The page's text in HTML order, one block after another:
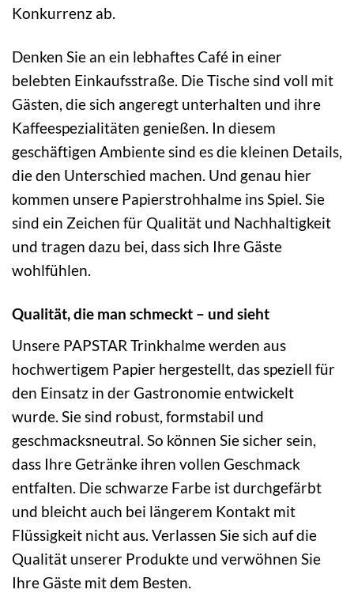
Konkurrenz ab.
Denken Sie an ein lebhaftes Café in einer
belebten Einkaufsstraße. Die Tische sind voll mit
Gästen, die sich angeregt unterhalten und ihre
Kaffeespezialitäten genießen. In diesem
geschäftigen Ambiente sind es die kleinen Details,
die den Unterschied machen. Und genau hier
kommen unsere Papierstrohhalme ins Spiel. Sie
sind ein Zeichen für Qualität und Nachhaltigkeit
und tragen dazu bei, dass sich Ihre Gäste
wohlfühlen.
Qualität, die man schmeckt – und sieht
Unsere PAPSTAR Trinkhalme werden aus
hochwertigem Papier hergestellt, das speziell für
den Einsatz in der Gastronomie entwickelt
wurde. Sie sind robust, formstabil und
geschmacksneutral. So können Sie sicher sein,
dass Ihre Getränke ihren vollen Geschmack
entfalten. Die schwarze Farbe ist durchgefärbt
und bleicht auch bei längerem Kontakt mit
Flüssigkeit nicht aus. Verlassen Sie sich auf die
Qualität unserer Produkte und verwöhnen Sie
Ihre Gäste mit dem Besten.